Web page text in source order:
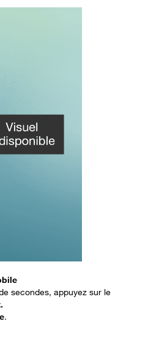
secondes, appuyez sur le
.